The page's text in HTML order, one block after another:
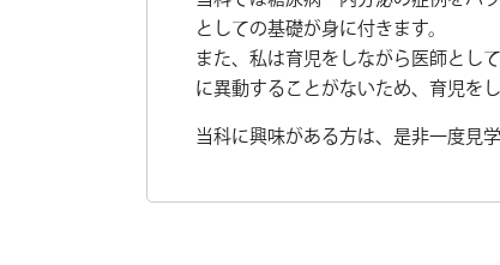
としての基礎が身に付きます。
また、私は育児をしながら医師とし
に異動することがないため、育児を
当科に興味がある方は、是非一度見